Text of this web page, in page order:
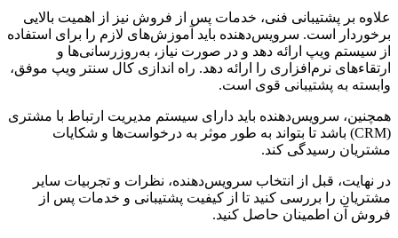
علاوه بر پشتیبانی فنی، خدمات پس از فروش نیز از اهمیت بالایی
برخوردار است. سرویس‌دهنده باید آموزش‌های لازم را برای استفاده
از سیستم ویپ ارائه دهد و در صورت نیاز، به‌روزرسانی‌ها و
ارتقاءهای نرم‌افزاری را ارائه دهد. راه اندازی کال سنتر ویپ موفق،
وابسته به پشتیبانی قوی است.
همچنین، سرویس‌دهنده باید دارای سیستم مدیریت ارتباط با مشتری
(CRM) باشد تا بتواند به طور موثر به درخواست‌ها و شکایات
مشتریان رسیدگی کند.
در نهایت، قبل از انتخاب سرویس‌دهنده، نظرات و تجربیات سایر
مشتریان را بررسی کنید تا از کیفیت پشتیبانی و خدمات پس از
فروش آن اطمینان حاصل کنید.